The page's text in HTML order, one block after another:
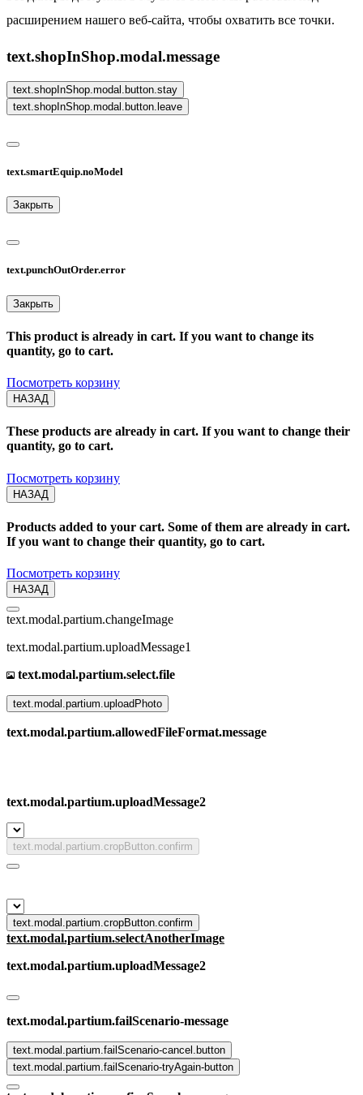
расширением нашего веб-сайта, чтобы охватить все точки.
text.shopInShop.modal.message
text.shopInShop.modal.button.stay
text.shopInShop.modal.button.leave
text.smartEquip.noModel
Закрыть
text.punchOutOrder.error
Закрыть
This product is already in cart. If you want to change its
quantity, go to cart.
Посмотреть корзину
НАЗАД
These products are already in cart. If you want to change their
quantity, go to cart.
Посмотреть корзину
НАЗАД
Products added to your cart. Some of them are already in cart.
If you want to change their quantity, go to cart.
Посмотреть корзину
НАЗАД
text.modal.partium.changeImage
text.modal.partium.uploadMessage1
text.modal.partium.select.file
text.modal.partium.uploadPhoto
text.modal.partium.allowedFileFormat.message
text.modal.partium.uploadMessage2
text.modal.partium.cropButton.confirm
text.modal.partium.cropButton.confirm
text.modal.partium.selectAnotherImage
text.modal.partium.uploadMessage2
text.modal.partium.failScenario-message
text.modal.partium.failScenario-cancel.button
text.modal.partium.failScenario-tryAgain-button